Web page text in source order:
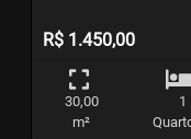
R$ 1.450,00
30,00
m²
1